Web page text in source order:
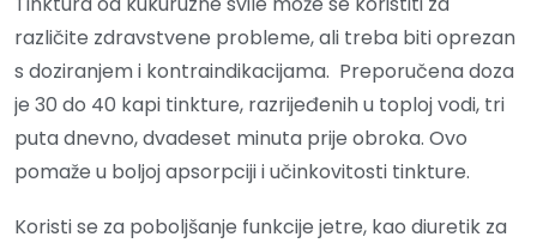
različite zdravstvene probleme, ali treba biti oprezan
s doziranjem i kontraindikacijama. Preporučena doza
je 30 do 40 kapi tinkture, razrijeđenih u toploj vodi, tri
puta dnevno, dvadeset minuta prije obroka. Ovo
pomaže u boljoj apsorpciji i učinkovitosti tinkture.
Koristi se za poboljšanje funkcije jetre, kao diuretik za